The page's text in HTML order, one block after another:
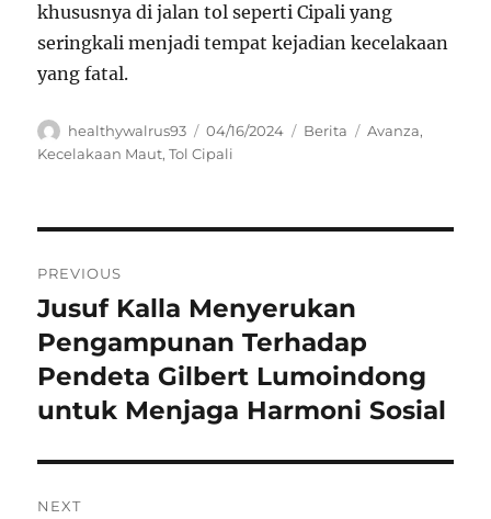
khususnya di jalan tol seperti Cipali yang
seringkali menjadi tempat kejadian kecelakaan
yang fatal.
Author
healthywalrus93
Posted
on
04/16/2024 Categories
Berita Tags
Avanza,
Kecelakaan Maut,Tol Cipali
pos
PREVIOUS
Previous
post:
Jusuf Kalla Menyerukan
Pengampunan Terhadap
Pendeta Gilbert Lumoindong
untuk Menjaga Harmoni Sosial
NEXT